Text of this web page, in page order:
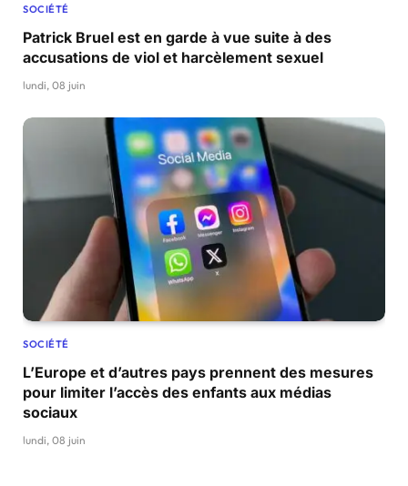
SOCIÉTÉ
Patrick Bruel est en garde à vue suite à des
accusations de viol et harcèlement sexuel
lundi, 08 juin
SOCIÉTÉ
L’Europe et d’autres pays prennent des mesures
pour limiter l’accès des enfants aux médias
sociaux
lundi, 08 juin